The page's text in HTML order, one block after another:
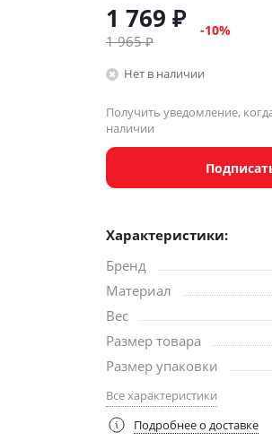
1 769 ₽
1 965₽
-10%
Нет в наличии
Получить уведомление,
наличии
Характеристики:
Бренд
Материал
Вес
Размер товара
Размер упаковки
Все характеристики
Подробнее о доставке